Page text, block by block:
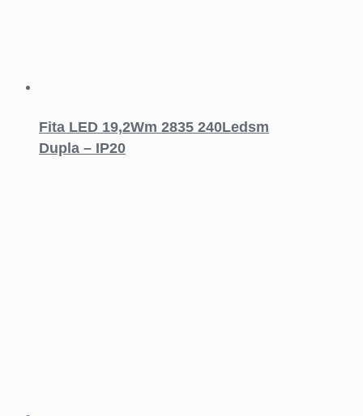
Fita LED 19,2Wm 2835 240Ledsm
Dupla – IP20